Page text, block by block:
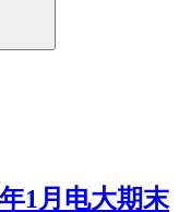
1月电大期末